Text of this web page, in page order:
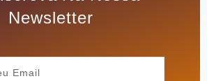
Newsletter